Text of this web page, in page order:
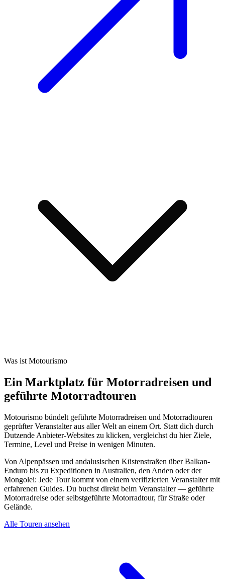
Was ist Motourismo
Ein Marktplatz für Motorradreisen und
geführte Motorradtouren
Motourismo bündelt geführte Motorradreisen und Motorradtouren
geprüfter Veranstalter aus aller Welt an einem Ort. Statt dich durch
Dutzende Anbieter-Websites zu klicken, vergleichst du hier Ziele,
Termine, Level und Preise in wenigen Minuten.
Von Alpenpässen und andalusischen Küstenstraßen über Balkan-
Enduro bis zu Expeditionen in Australien, den Anden oder der
Mongolei: Jede Tour kommt von einem verifizierten Veranstalter mit
erfahrenen Guides. Du buchst direkt beim Veranstalter — geführte
Motorradreise oder selbstgeführte Motorradtour, für Straße oder
Gelände.
Alle Touren ansehen